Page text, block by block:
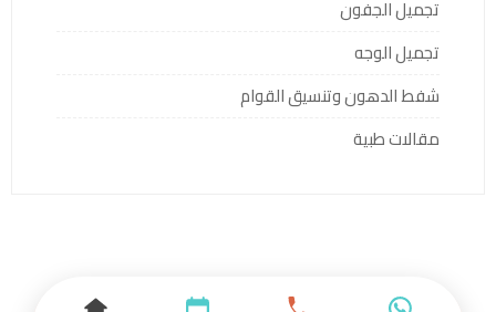
تجميل الجفون
تجميل الوجه
شفط الدهون وتنسيق القوام
مقالات طبية